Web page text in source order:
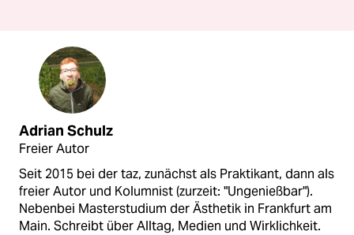
Adrian Schulz
Freier Autor
Seit 2015 bei der taz, zunächst als Praktikant, dann als
freier Autor und Kolumnist (zurzeit: "Ungenießbar").
Nebenbei Masterstudium der Ästhetik in Frankfurt am
Main. Schreibt über Alltag, Medien und Wirklichkeit.